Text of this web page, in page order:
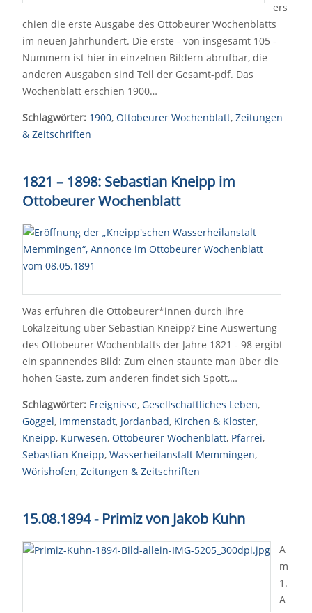
ers
chien die erste Ausgabe des Ottobeurer Wochenblatts
im neuen Jahrhundert. Die erste - von insgesamt 105 -
Nummern ist hier in einzelnen Bildern abrufbar, die
anderen Ausgaben sind Teil der Gesamt-pdf. Das
Wochenblatt erschien 1900…
Schlagwörter: 1900, Ottobeurer Wochenblatt, Zeitungen
& Zeitschriften
1821 – 1898: Sebastian Kneipp im
Ottobeurer Wochenblatt
Was erfuhren die Ottobeurer*innen durch ihre
Lokalzeitung über Sebastian Kneipp? Eine Auswertung
des Ottobeurer Wochenblatts der Jahre 1821 - 98 ergibt
ein spannendes Bild: Zum einen staunte man über die
hohen Gäste, zum anderen findet sich Spott,…
Schlagwörter: Ereignisse, Gesellschaftliches Leben,
Göggel, Immenstadt, Jordanbad, Kirchen & Kloster,
Kneipp, Kurwesen, Ottobeurer Wochenblatt, Pfarrei,
Sebastian Kneipp, Wasserheilanstalt Memmingen,
Wörishofen, Zeitungen & Zeitschriften
15.08.1894 - Primiz von Jakob Kuhn
A
m
1.
A